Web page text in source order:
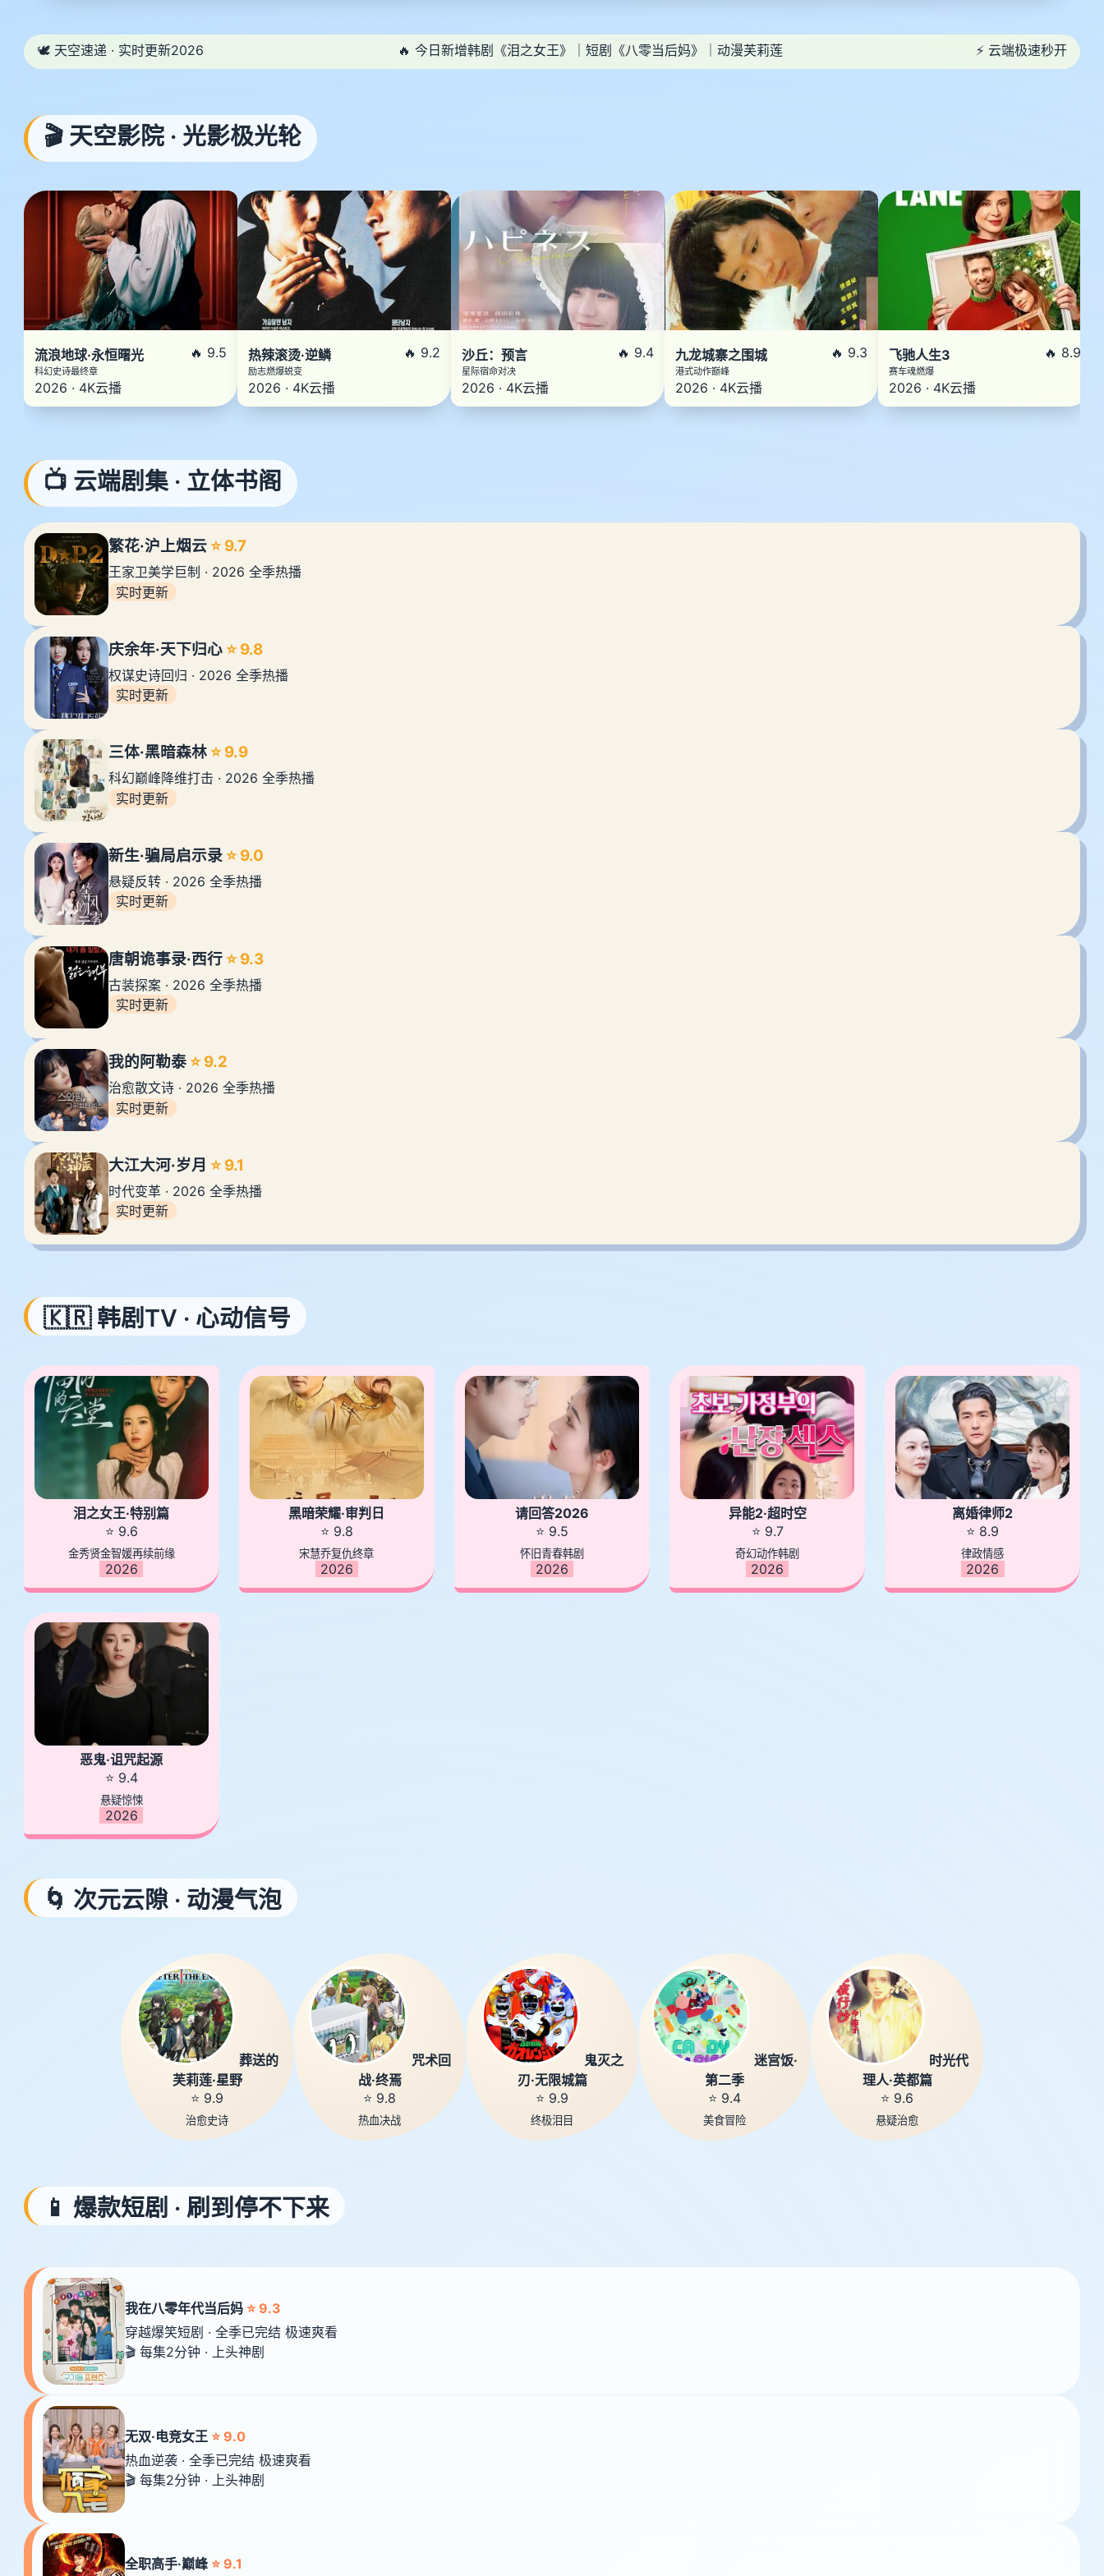
🕊️ 天空速递 · 实时更新2026 🔥 今日新增韩剧《泪之女王》｜短剧《八零当后妈》｜动漫芙莉莲 ⚡ 云端极速秒开
🎬 天空影院 · 光影极光轮
流浪地球·永恒曙光 🔥 9.5
科幻史诗最终章
2026 · 4K云播
热辣滚烫·逆鳞 🔥 9.2
励志燃爆蜕变
2026 · 4K云播
沙丘：预言 🔥 9.4
星际宿命对决
2026 · 4K云播
九龙城寨之围城 🔥 9.3
港式动作巅峰
2026 · 4K云播
飞驰人生3 🔥 8.9
赛车魂燃爆
2026 · 4K云播
📺 云端剧集 · 立体书阁
繁花·沪上烟云⭐ 9.7
王家卫美学巨制 · 2026 全季热播
实时更新
庆余年·天下归心⭐ 9.8
权谋史诗回归 · 2026 全季热播
实时更新
三体·黑暗森林⭐ 9.9
科幻巅峰降维打击 · 2026 全季热播
实时更新
新生·骗局启示录⭐ 9.0
悬疑反转 · 2026 全季热播
实时更新
唐朝诡事录·西行⭐ 9.3
古装探案 · 2026 全季热播
实时更新
我的阿勒泰⭐ 9.2
治愈散文诗 · 2026 全季热播
实时更新
大江大河·岁月 ⭐ 9.1
时代变革 · 2026 全季热播
实时更新
🇰🇷 韩剧TV · 心动信号
泪之女王·特别篇
⭐ 9.6
金秀贤金智媛再续前缘
2026
黑暗荣耀·审判日
⭐ 9.8
宋慧乔复仇终章
2026
请回答2026
⭐ 9.5
怀旧青春韩剧
2026
异能2·超时空
⭐ 9.7
奇幻动作韩剧
2026
离婚律师2
⭐ 8.9
律政情感
2026
恶鬼·诅咒起源
⭐ 9.4
悬疑惊悚
2026
🌀 次元云隙 · 动漫气泡
葬送的
芙莉莲·星野
⭐ 9.9
治愈史诗
咒术回
战·终焉
⭐ 9.8
热血决战
鬼灭之
刃·无限城篇
⭐ 9.9
终极泪目
迷宫饭·
第二季
⭐ 9.4
美食冒险
时光代
理人·英都篇
⭐ 9.6
悬疑治愈
📱 爆款短剧 · 刷到停不下来
我在八零年代当后妈 ⭐ 9.3
穿越爆笑短剧 · 全季已完结 极速爽看
🎬 每集2分钟 · 上头神剧
无双·电竞女王 ⭐ 9.0
热血逆袭 · 全季已完结 极速爽看
🎬 每集2分钟 · 上头神剧
全职高手·巅峰⭐ 9.1